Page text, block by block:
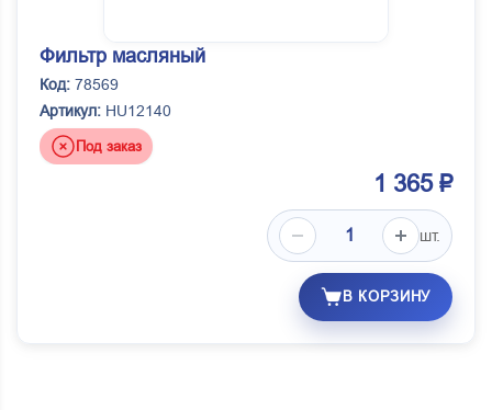
Фильтр масляный
Код: 78569
Артикул: HU12140
Под заказ
1 365 ₽
шт.
В КОРЗИНУ